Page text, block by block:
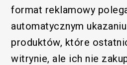
format reklamowy
automatycznym
produktów, które
witrynie, ale ich nie